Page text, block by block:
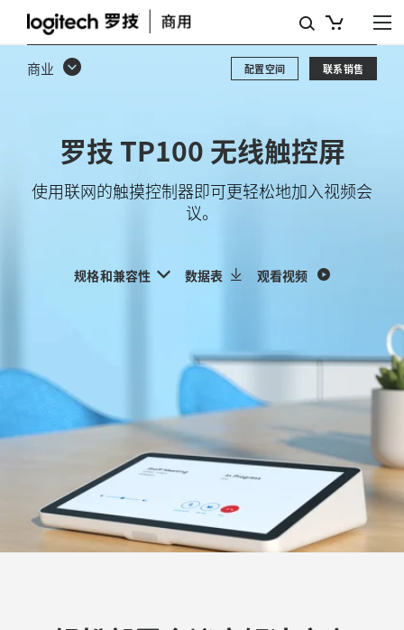
罗
技商业 联系销售
配置空间
罗技 TP100 无线触控屏
使用联网的触摸控制器即可更轻松地加入视频会
议。
规格和兼容性 数据表 观看视频